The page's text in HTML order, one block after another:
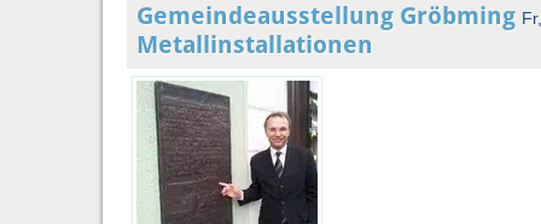
Gemeindeausstellung Gröbming
Metallinstallationen